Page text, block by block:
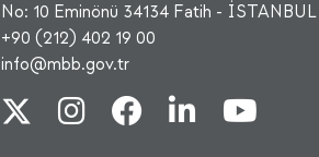
No: 10 Eminönü 34134 Fatih - İSTANBUL
+90 (212) 402 19 00
info@mbb.gov.tr